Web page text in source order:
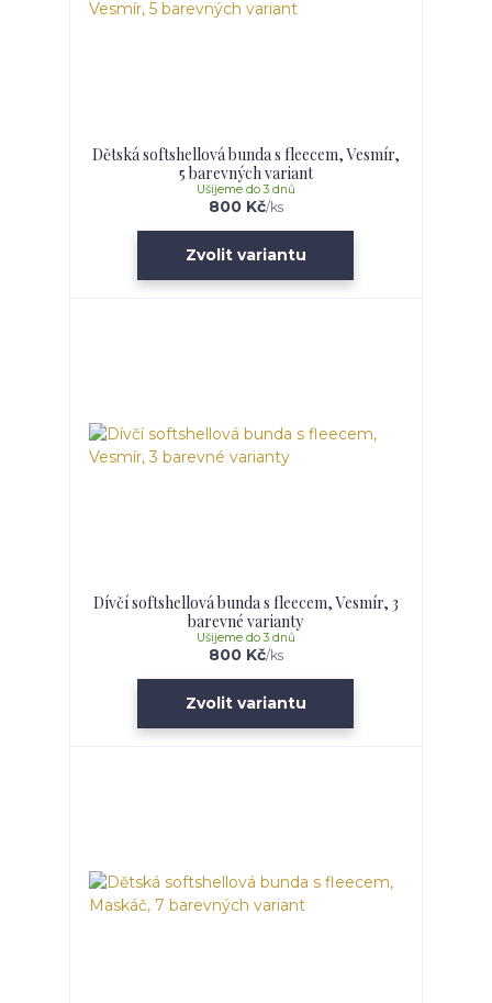
Dětská softshellová bunda s fleecem, Vesmír,
5 barevných variant
800 Kč/ks
Ušijeme do 3 dnů
Zvolit variantu
Dívčí softshellová bunda s fleecem, Vesmír, 3
barevné varianty
800 Kč/ks
Ušijeme do 3 dnů
Zvolit variantu